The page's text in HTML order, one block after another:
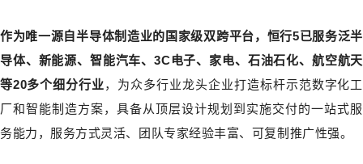
作为唯一源自半导体制造业的国家级双跨平台，恒行5已服务泛半
导体、新能源、智能汽车、3C电子、家电、石油石化、航空航天
等20多个细分行业，为众多行业龙头企业打造标杆示范数字化工
厂和智能制造方案，具备从顶层设计规划到实施交付的一站式服
务能力，服务方式灵活、团队专家经验丰富、可复制推广性强。